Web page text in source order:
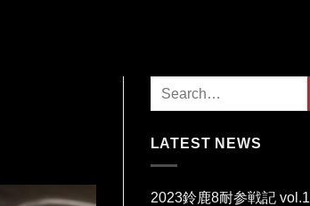
LATEST NEWS
2023鈴鹿8耐参戦記 vol.1